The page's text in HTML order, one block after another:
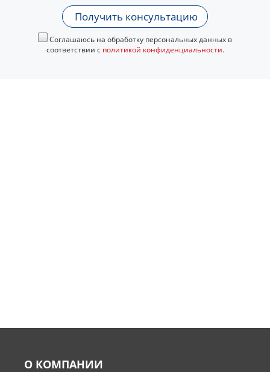
Получить консультацию
Соглашаюсь на обработку персональных данных в
соответствии с политикой конфиденциальности.
О КОМПАНИИ